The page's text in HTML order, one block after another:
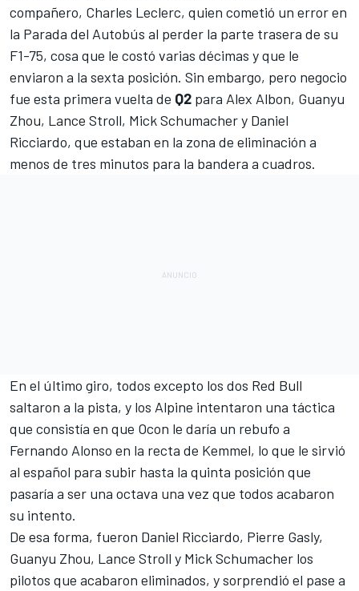
compañero, Charles Leclerc, quien cometió un error en
la Parada del Autobús al perder la parte trasera de su
F1-75, cosa que le costó varias décimas y que le
enviaron a la sexta posición. Sin embargo, pero negocio
fue esta primera vuelta de Q2 para Alex Albon, Guanyu
Zhou, Lance Stroll, Mick Schumacher y Daniel
Ricciardo, que estaban en la zona de eliminación a
menos de tres minutos para la bandera a cuadros.
En el último giro, todos excepto los dos Red Bull
saltaron a la pista, y los Alpine intentaron una táctica
que consistía en que Ocon le daría un rebufo a
Fernando Alonso en la recta de Kemmel, lo que le sirvió
al español para subir hasta la quinta posición que
pasaría a ser una octava una vez que todos acabaron
su intento.
De esa forma, fueron Daniel Ricciardo, Pierre Gasly,
Guanyu Zhou, Lance Stroll y Mick Schumacher los
pilotos que acabaron eliminados, y sorprendió el pase a